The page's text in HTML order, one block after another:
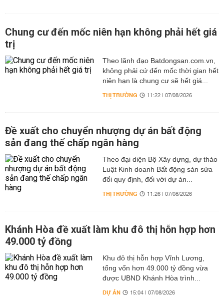
Chung cư đến mốc niên hạn không phải hết giá
trị
Theo lãnh đạo Batdongsan.com.vn,
không phải cứ đến mốc thời gian hết
niên hạn là chung cư sẽ hết giá...
THỊ TRƯỜNG 11:22 | 07/08/2026
Đề xuất cho chuyển nhượng dự án bất động
sản đang thế chấp ngân hàng
Theo đại diện Bộ Xây dựng, dự thảo
Luật Kinh doanh Bất động sản sửa
đổi quy định, đối với dự án...
THỊ TRƯỜNG 11:26 | 07/08/2026
Khánh Hòa đề xuất làm khu đô thị hỗn hợp hơn
49.000 tỷ đồng
Khu đô thị hỗn hợp Vĩnh Lương,
tổng vốn hơn 49.000 tỷ đồng vừa
được UBND Khánh Hòa trình...
DỰ ÁN 15:04 | 07/08/2026